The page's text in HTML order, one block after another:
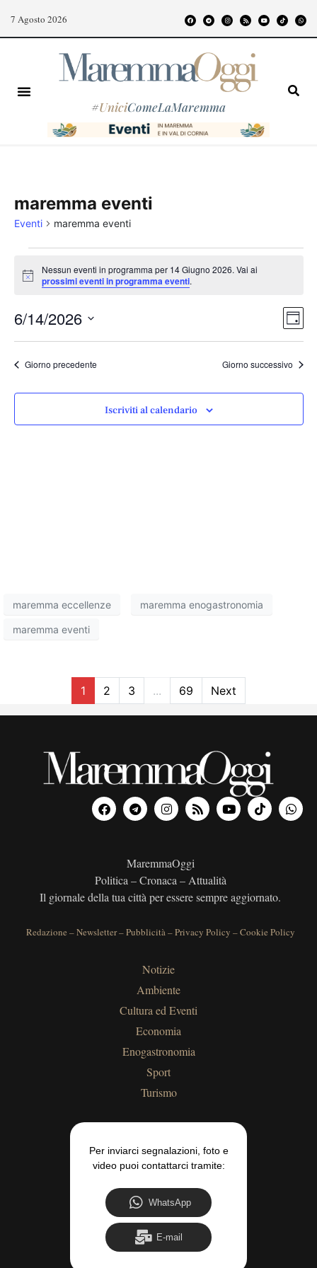
7 Agosto 2026
#UniciComeLaMaremma
maremma eventi
Eventi maremma eventi
Notice
Nessun eventi in programma per 14 Giugno 2026. Vai ai
prossimi eventi in programma eventi.
6/14/2026
Seleziona
data.
Giorno precedente Giorno successivo
Iscriviti al calendario
maremma eccellenze maremma enogastronomia
maremma eventi
1 2 3 ... 69 Next
MaremmaOggi
Politica – Cronaca – Attualità
Il giornale della tua città per essere sempre aggiornato.
Redazione –Newsletter–Pubblicità–Privacy Policy –Cookie Policy
Notizie
Ambiente
Cultura ed Eventi
Economia
Enogastronomia
Sport
Turismo
Per inviarci segnalazioni, foto e
video puoi contattarci tramite:
WhatsApp
E-mail